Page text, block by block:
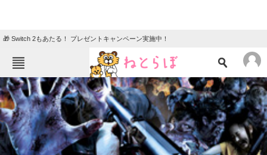
🎁 Switch 2もあたる！ プレゼントキャンペーン実施中！
ねとらぼメニュー
TOP ニュース
エンタメ クイズ
グルメ 地域